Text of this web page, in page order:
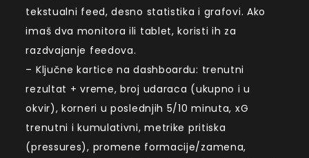
tekstualni feed, desno statistika i grafovi. Ako
imaš dva monitora ili tablet, koristi ih za
razdvajanje feedova.
– Ključne kartice na dashboardu: trenutni
rezultat + vreme, broj udaraca (ukupno i u
okvir), korneri u poslednjih 5/10 minuta, xG
trenutni i kumulativni, metrike pritiska
(pressures), promene formacije/zamena,